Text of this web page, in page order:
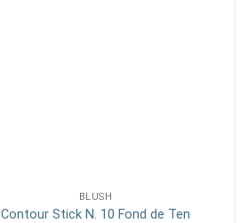
BLUSH
Contour Stick N. 10 Fond de Ten